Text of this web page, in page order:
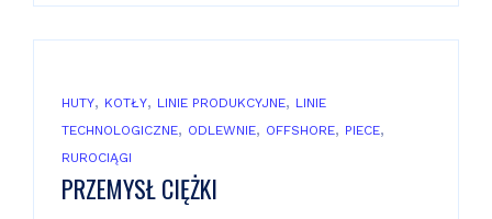
HUTY, KOTŁY, LINIE PRODUKCYJNE, LINIE
TECHNOLOGICZNE, ODLEWNIE, OFFSHORE, PIECE,
RUROCIĄGI
PRZEMYSŁ CIĘŻKI